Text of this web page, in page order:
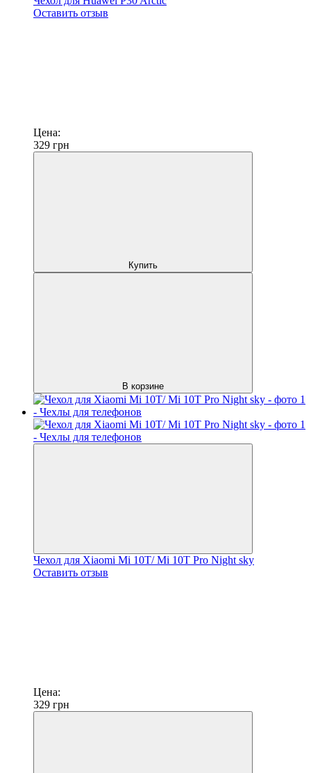
Оставить отзыв
Цена:
329 грн
Купить
В корзине
Чехол для Xiaomi Mi 10T/ Mi 10T Pro Night sky
Оставить отзыв
Цена:
329 грн